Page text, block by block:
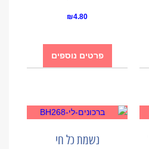
₪4.80
פרטים נוספים
נשמת כל חי